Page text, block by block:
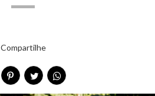
Compartilhe